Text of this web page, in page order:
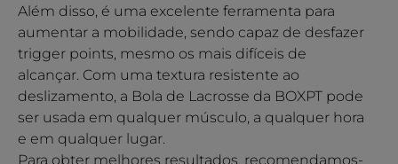
Além disso, é uma excelente ferramenta para
aumentar a mobilidade, sendo capaz de desfazer
trigger points, mesmo os mais difíceis de
alcançar. Com uma textura resistente ao
deslizamento, a Bola de Lacrosse da BOXPT pode
ser usada em qualquer músculo, a qualquer hora
e em qualquer lugar.
Para obter melhores resultados, recomendamos-